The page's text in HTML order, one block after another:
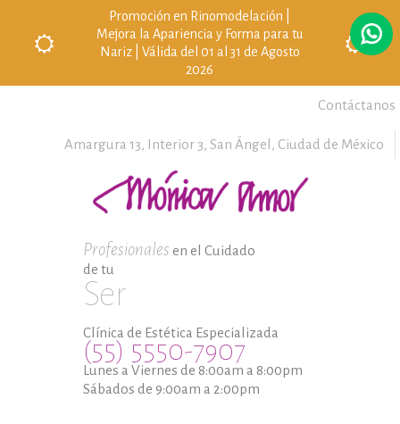
Promoción en Rinomodelación |
Mejora la Apariencia y Forma para tu
Nariz | Válida del 01 al 31 de Agosto
2026
Contáctanos
Amargura 13, Interior 3, San Ángel, Ciudad de México
Profesionales en el Cuidado
de tu
Ser
Clínica de Estética Especializada
(55) 5550-7907
Lunes a Viernes de 8:00am a 8:00pm
Sábados de 9:00am a 2:00pm